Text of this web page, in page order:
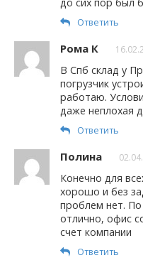
Ответить
Рома К
В Спб склад у
погрузчик
работаю.
даже неплохая
Ответить
Полина
Конечно для
хорошо и без
проблем нет.
отлично, офис
счет компании
Ответить